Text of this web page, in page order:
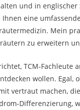
und in
eine
Mein
zu erweitern
TCM-Fachleute
wollen.
vertraut machen,
Differenzierung,